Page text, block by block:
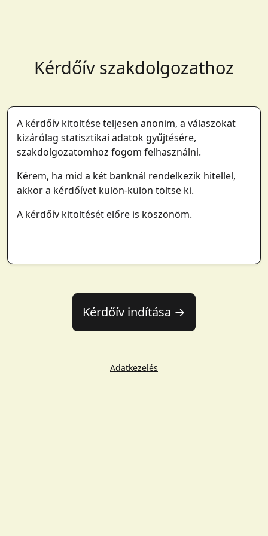
Kérdőív szakdolgozathoz
A kérdőív kitöltése teljesen anonim, a válaszokat
kizárólag statisztikai adatok gyűjtésére,
szakdolgozatomhoz fogom felhasználni.
Kérem, ha mid a két banknál rendelkezik hitellel,
akkor a kérdőívet külön-külön töltse ki.
A kérdőív kitöltését előre is köszönöm.
Kérdőív indítása →
Adatkezelés